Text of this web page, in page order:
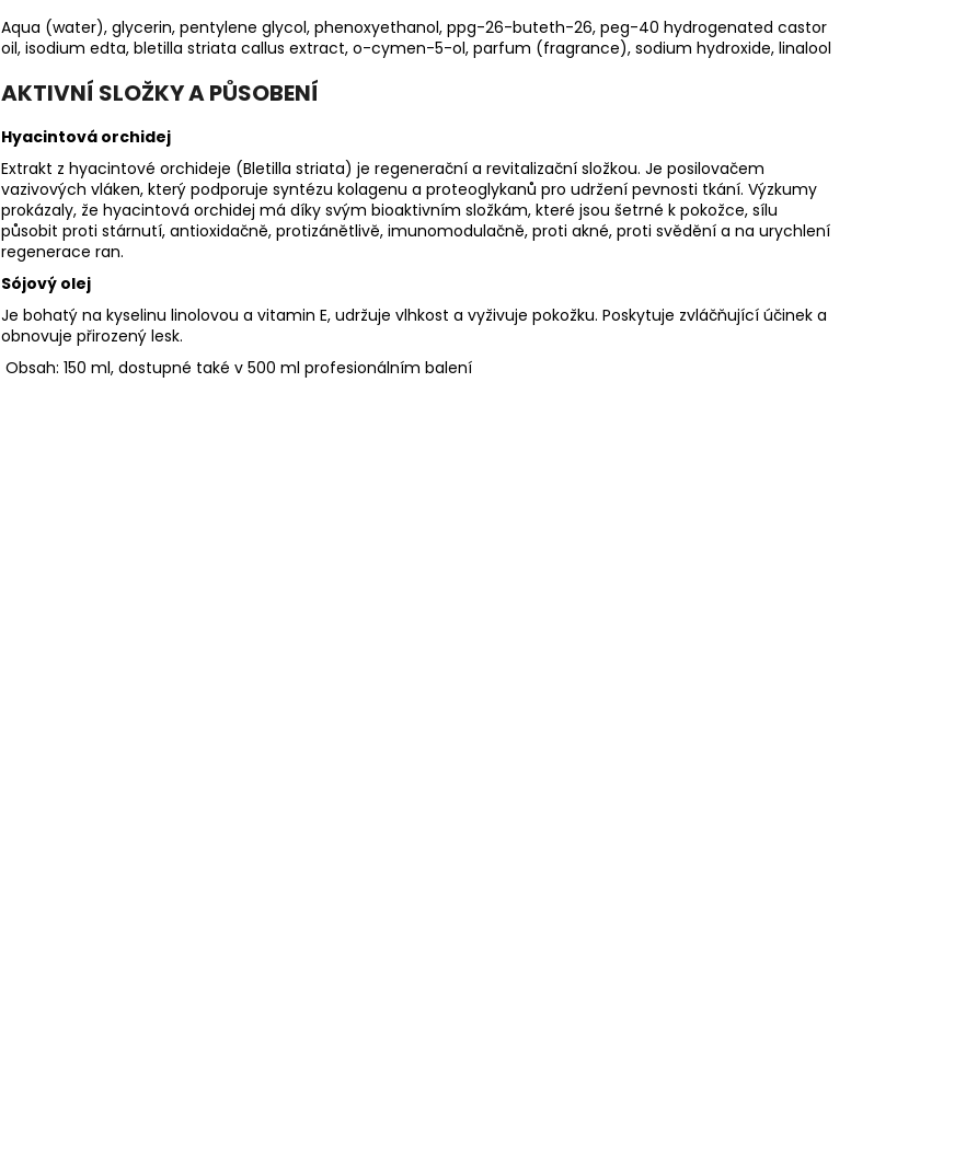
Aqua (water), glycerin, pentylene glycol, phenoxyethanol, ppg-26-buteth-26, peg-40 hydrogenated castor
oil, isodium edta, bletilla striata callus extract, o-cymen-5-ol, parfum (fragrance), sodium hydroxide, linalool
AKTIVNÍ SLOŽKY A PŮSOBENÍ
Hyacintová orchidej
Extrakt z hyacintové orchideje (Bletilla striata) je regenerační a revitalizační složkou. Je posilovačem
vazivových vláken, který podporuje syntézu kolagenu a proteoglykanů pro udržení pevnosti tkání. Výzkumy
prokázaly, že hyacintová orchidej má díky svým bioaktivním složkám, které jsou šetrné k pokožce, sílu
působit proti stárnutí, antioxidačně, protizánětlivě, imunomodulačně, proti akné, proti svědění a na urychlení
regenerace ran.
Sójový olej
Je bohatý na kyselinu linolovou a vitamin E, udržuje vlhkost a vyživuje pokožku. Poskytuje zvláčňující účinek a
obnovuje přirozený lesk.
Obsah: 150 ml, dostupné také v 500 ml profesionálním balení